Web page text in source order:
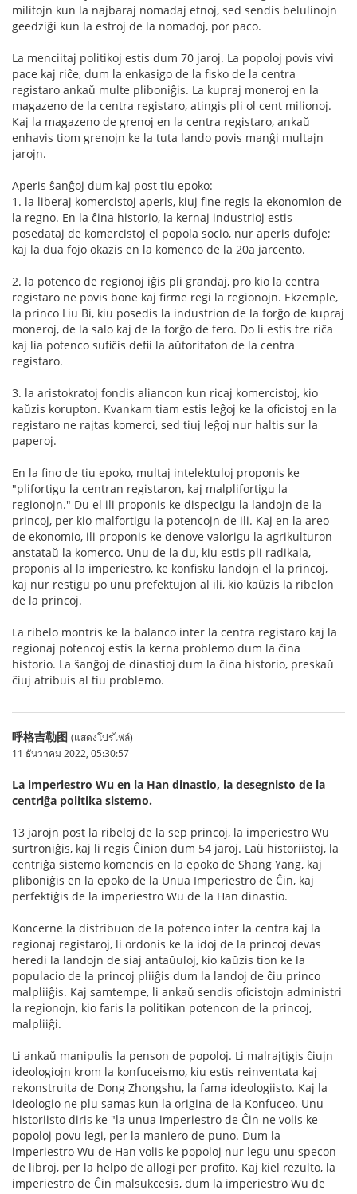
militojn kun la najbaraj nomadaj etnoj, sed sendis belulinojn
geedziĝi kun la estroj de la nomadoj, por paco.
La menciitaj politikoj estis dum 70 jaroj. La popoloj povis vivi
pace kaj riĉe, dum la enkasigo de la fisko de la centra
registaro ankaŭ multe pliboniĝis. La kupraj moneroj en la
magazeno de la centra registaro, atingis pli ol cent milionoj.
Kaj la magazeno de grenoj en la centra registaro, ankaŭ
enhavis tiom grenojn ke la tuta lando povis manĝi multajn
jarojn.
Aperis ŝanĝoj dum kaj post tiu epoko:
1. la liberaj komercistoj aperis, kiuj fine regis la ekonomion de
la regno. En la ĉina historio, la kernaj industrioj estis
posedataj de komercistoj el popola socio, nur aperis dufoje;
kaj la dua fojo okazis en la komenco de la 20a jarcento.
2. la potenco de regionoj iĝis pli grandaj, pro kio la centra
registaro ne povis bone kaj firme regi la regionojn. Ekzemple,
la princo Liu Bi, kiu posedis la industrion de la forĝo de kupraj
moneroj, de la salo kaj de la forĝo de fero. Do li estis tre riĉa
kaj lia potenco sufiĉis defii la aŭtoritaton de la centra
registaro.
3. la aristokratoj fondis aliancon kun ricaj komercistoj, kio
kaŭzis korupton. Kvankam tiam estis leĝoj ke la oficistoj en la
registaro ne rajtas komerci, sed tiuj leĝoj nur haltis sur la
paperoj.
En la fino de tiu epoko, multaj intelektuloj proponis ke
"plifortigu la centran registaron, kaj malplifortigu la
regionojn." Du el ili proponis ke dispecigu la landojn de la
princoj, per kio malfortigu la potencojn de ili. Kaj en la areo
de ekonomio, ili proponis ke denove valorigu la agrikulturon
anstataŭ la komerco. Unu de la du, kiu estis pli radikala,
proponis al la imperiestro, ke konfisku landojn el la princoj,
kaj nur restigu po unu prefektujon al ili, kio kaŭzis la ribelon
de la princoj.
La ribelo montris ke la balanco inter la centra registaro kaj la
regionaj potencoj estis la kerna problemo dum la ĉina
historio. La ŝanĝoj de dinastioj dum la ĉina historio, preskaŭ
ĉiuj atribuis al tiu problemo.
呼格吉勒图 (แสดงโปรไฟล์)
11 ธันวาคม 2022, 05:30:57
La imperiestro Wu en la Han dinastio, la desegnisto de la
centriĝa politika sistemo.
13 jarojn post la ribeloj de la sep princoj, la imperiestro Wu
surtroniĝis, kaj li regis Ĉinion dum 54 jaroj. Laŭ historiistoj, la
centriĝa sistemo komencis en la epoko de Shang Yang, kaj
pliboniĝis en la epoko de la Unua Imperiestro de Ĉin, kaj
perfektiĝis de la imperiestro Wu de la Han dinastio.
Koncerne la distribuon de la potenco inter la centra kaj la
regionaj registaroj, li ordonis ke la idoj de la princoj devas
heredi la landojn de siaj antaŭuloj, kio kaŭzis tion ke la
populacio de la princoj pliiĝis dum la landoj de ĉiu princo
malpliiĝis. Kaj samtempe, li ankaŭ sendis oficistojn administri
la regionojn, kio faris la politikan potencon de la princoj,
malpliiĝi.
Li ankaŭ manipulis la penson de popoloj. Li malrajtigis ĉiujn
ideologiojn krom la konfuceismo, kiu estis reinventata kaj
rekonstruita de Dong Zhongshu, la fama ideologiisto. Kaj la
ideologio ne plu samas kun la origina de la Konfuceo. Unu
historiisto diris ke "la unua imperiestro de Ĉin ne volis ke
popoloj povu legi, per la maniero de puno. Dum la
imperiestro Wu de Han volis ke popoloj nur legu unu specon
de libroj, per la helpo de allogi per profito. Kaj kiel rezulto, la
imperiestro de Ĉin malsukcesis, dum la imperiestro Wu de